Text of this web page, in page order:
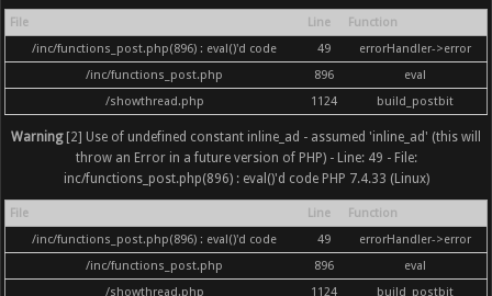
File Line
Function
/inc/functions_post.php(896) : eval()'d code
49
errorHandler->error
/inc/functions_post.php
896
eval
/showthread.php
1124 build_postbit
Warning[2] Use of undefined constant inline_ad - assumed 'inline_ad' (this will
throw an Error in a future version of PHP) - Line: 49 - File:
inc/functions_post.php(896) : eval()'d code PHP 7.4.33 (Linux)
File Line
Function
/inc/functions_post.php(896) : eval()'d code
49
errorHandler->error
/inc/functions_post.php
896
eval
/showthread.php
1124 build_postbit